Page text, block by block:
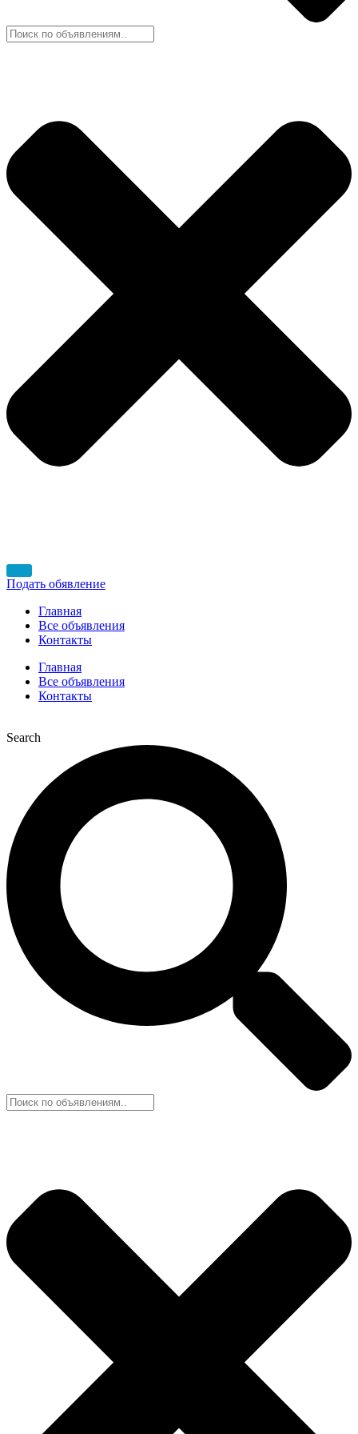
Подать обявление
Главная
Все объявления
Контакты
Главная
Все объявления
Контакты
Search